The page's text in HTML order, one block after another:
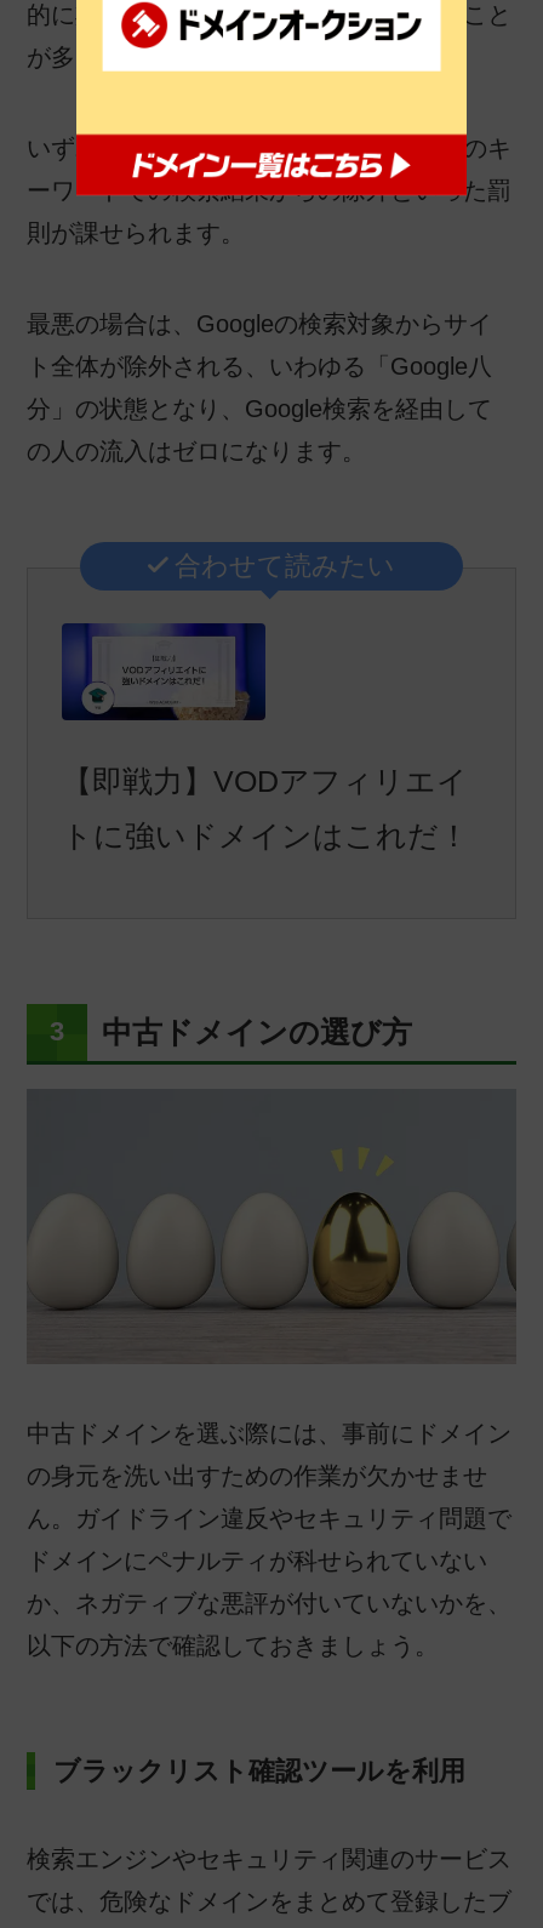
的に欺こうとする行為に対して下されること
が多いようです。
いずれの場合も、検索順位の降下や特定のキ
ーワードでの検索結果からの除外といった罰
則が課せられます。
最悪の場合は、Googleの検索対象からサイ
ト全体が除外される、いわゆる「Google八
分」の状態となり、Google検索を経由して
の人の流入はゼロになります。
合わせて読みたい
【即戦力】VODアフィリエイ
トに強いドメインはこれだ！
中古ドメインの選び方
中古ドメインを選ぶ際には、事前にドメイン
の身元を洗い出すための作業が欠かせませ
ん。ガイドライン違反やセキュリティ問題で
ドメインにペナルティが科せられていない
か、ネガティブな悪評が付いていないかを、
以下の方法で確認しておきましょう。
ブラックリスト確認ツールを利用
検索エンジンやセキュリティ関連のサービス
では、危険なドメインをまとめて登録したブ